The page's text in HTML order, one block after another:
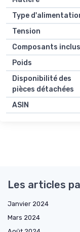
Type
Tension
Composants inclus
Poids
Disponibilité des
pièces détachées
ASIN
Les articles
Janvier 2024
Mars 2024